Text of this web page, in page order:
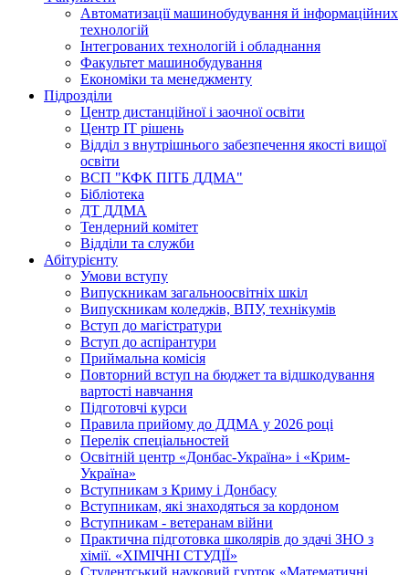
Автоматизації машинобудування й інформаційних
технологій
Інтегрованих технологій і обладнання
Факультет машинобудування
Економіки та менеджменту
Підрозділи
Центр дистанційної і заочної освіти
Центр ІТ рішень
Відділ з внутрішнього забезпечення якості вищої
освіти
ВСП "КФК ПІТБ ДДМА"
Бібліотека
ДТ ДДМА
Тендерний комітет
Відділи та служби
Абітурієнту
Умови вступу
Випускникам загальноосвітніх шкіл
Випускникам коледжів, ВПУ, технікумів
Вступ до магістратури
Вступ до аспірантури
Приймальна комісія
Повторний вступ на бюджет та відшкодування
вартості навчання
Підготовчі курси
Правила прийому до ДДМА у 2026 році
Перелік спеціальностей
Освітній центр «Донбас-Україна» і «Крим-
Україна»
Вступникам з Криму і Донбасу
Вступникам, які знаходяться за кордоном
Вступникам - ветеранам війни
Практична підготовка школярів до здачі ЗНО з
хімії. «ХІМІЧНІ СТУДІЇ»
Студентський науковий гурток «Математичні